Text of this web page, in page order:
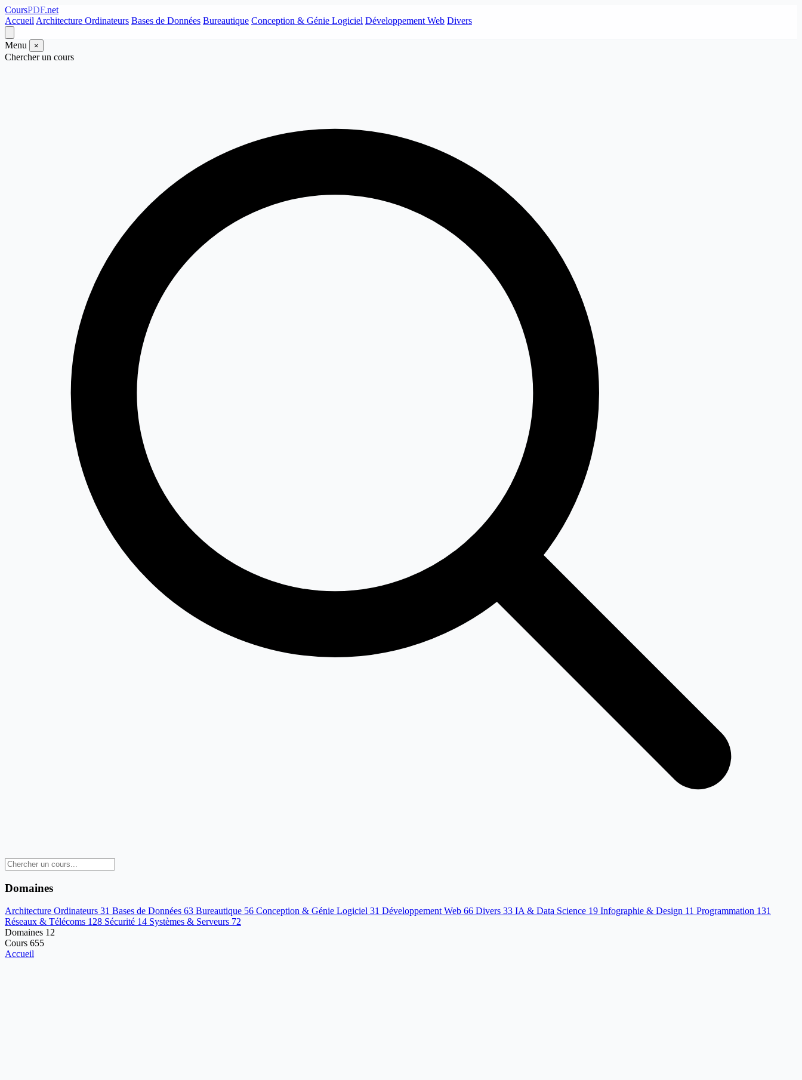
CoursPDF.net
Accueil Architecture Ordinateurs Bases de Données Bureautique Conception & Génie Logiciel Développement Web Divers
Menu ×
Chercher un cours
Domaines
Architecture Ordinateurs 31 Bases de Données 63 Bureautique 56 Conception & Génie Logiciel 31 Développement Web 66 Divers 33 IA & Data Science 19 Infographie & Design 11 Programmation 131
Réseaux & Télécoms 128 Sécurité 14 Systèmes & Serveurs 72
Domaines 12
Cours 655
Accueil